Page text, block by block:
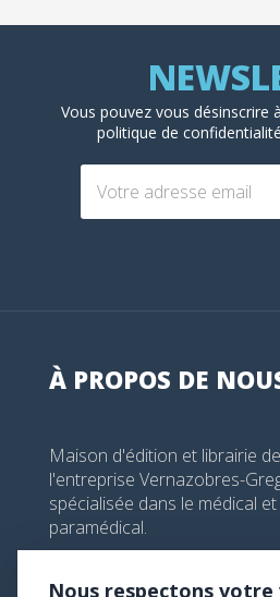
Vous pouvez vous
politique de confidentialité
À PROPOS DE
Maison d'édition et librairie
l'entreprise Vernazobres-
spécialisée dans le médical et
paramédical.
Nous respectons votre